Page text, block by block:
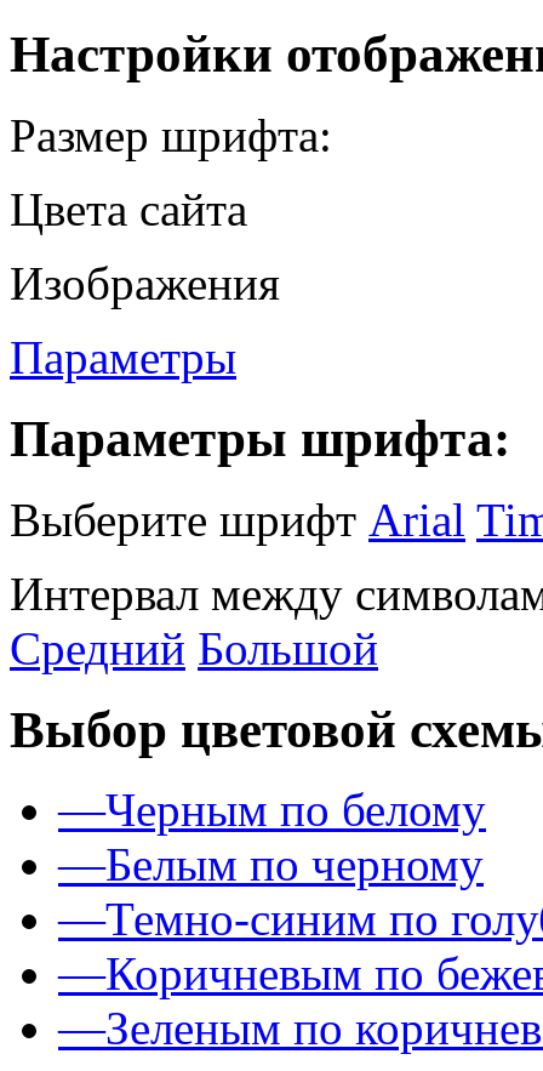
Настройки
Размер шрифта:
Цвета сайта
Изображения
Параметры
Параметры шрифта:
Выберите шрифт Arial
Интервал между
Средний Большой
Выбор цветовой
—Черным по белому
—Белым по черному
—Темно-синим по
—Коричневым по
—Зеленым по